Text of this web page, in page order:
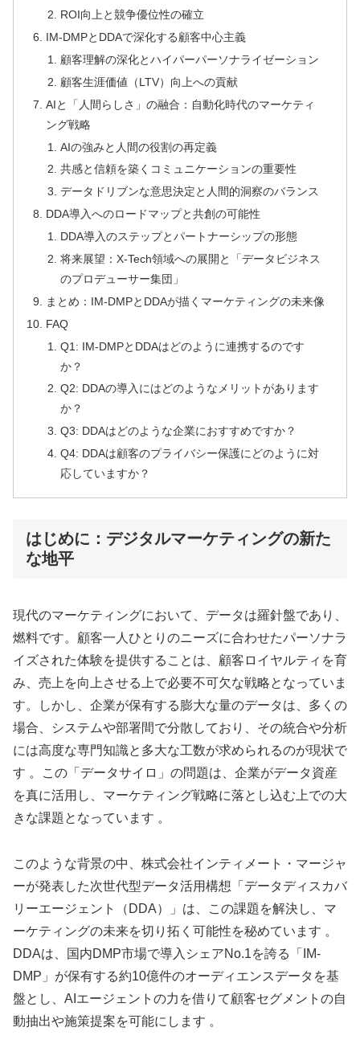
ROI向上と競争優位性の確立
IM-DMPとDDAで深化する顧客中心主義
顧客理解の深化とハイパーパーソナライゼーション
顧客生涯価値（LTV）向上への貢献
AIと「人間らしさ」の融合：自動化時代のマーケティ
ング戦略
AIの強みと人間の役割の再定義
共感と信頼を築くコミュニケーションの重要性
データドリブンな意思決定と人間的洞察のバランス
DDA導入へのロードマップと共創の可能性
DDA導入のステップとパートナーシップの形態
将来展望：X-Tech領域への展開と「データビジネス
のプロデューサー集団」
まとめ：IM-DMPとDDAが描くマーケティングの未来像
FAQ
Q1: IM-DMPとDDAはどのように連携するのです
か？
Q2: DDAの導入にはどのようなメリットがあります
か？
Q3: DDAはどのような企業におすすめですか？
Q4: DDAは顧客のプライバシー保護にどのように対
応していますか？
はじめに：デジタルマーケティングの新た
な地平
現代のマーケティングにおいて、データは羅針盤であり、
燃料です。顧客一人ひとりのニーズに合わせたパーソナラ
イズされた体験を提供することは、顧客ロイヤルティを育
み、売上を向上させる上で必要不可欠な戦略となっていま
す。しかし、企業が保有する膨大な量のデータは、多くの
場合、システムや部署間で分散しており、その統合や分析
には高度な専門知識と多大な工数が求められるのが現状で
す 。この「データサイロ」の問題は、企業がデータ資産
を真に活用し、マーケティング戦略に落とし込む上での大
きな課題となっています 。
このような背景の中、株式会社インティメート・マージャ
ーが発表した次世代型データ活用構想「データディスカバ
リーエージェント（DDA）」は、この課題を解決し、マ
ーケティングの未来を切り拓く可能性を秘めています 。
DDAは、国内DMP市場で導入シェアNo.1を誇る「IM-
DMP」が保有する約10億件のオーディエンスデータを基
盤とし、AIエージェントの力を借りて顧客セグメントの自
動抽出や施策提案を可能にします 。